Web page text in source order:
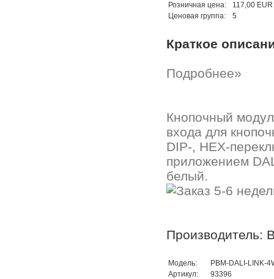
Розничная цена:
117,00 EUR
Ценовая группа:
5
Краткое
Подробнее»
Кнопочный
входа для
DIP-, HEX-
приложением
белый.
Производитель:
Модель:
PBM-DALI-LINK-
Артикул:
93396